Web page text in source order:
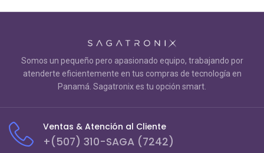
Somos un pequeño pero apasionado equipo, trabajando por
atenderte eficientemente en tus compras de tecnología en
Panamá. Sagatronix es tu opción smart.
Ventas & Atención al Cliente
+(507) 310-SAGA (7242)